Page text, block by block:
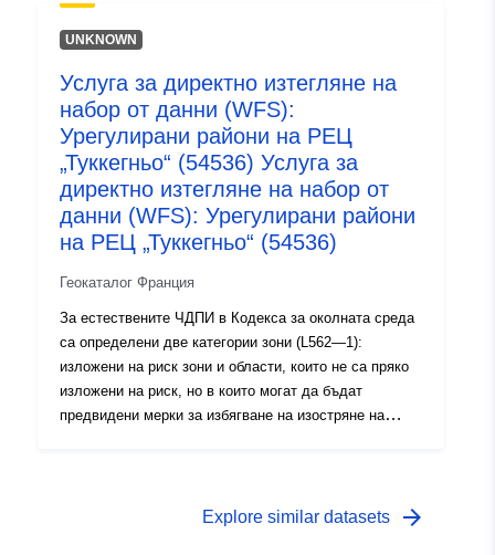
регламентите обикновено се разграничават три вида
зони: 1- „Изграждане на забранени зони„, известни
високо и общото правило е забраната за изграждане;
2- „райони с предписания„, известни като „сини зони“,
където нивото на опасност е средно и проектите
подлежат на изисквания, адаптирани към вида на
проблема; 3 — райони, които не са пряко изложени
на рискове, но където строежи, строителни работи,
разработки или стопанства, земеделски, горски,
занаятчийски, търговски или промишлени биха могли
да утежнят рисковете или да създадат нови такива,
1 от Кодекса за околната среда). Последната
категория се прилага само за естествени RPP.
UNKNOWN
Услуга за директно изтегляне на
набор от данни (WFS):
Урегулирани райони на РЕЦ
„Туккегньо“ (54536) Услуга за
директно изтегляне на набор от
данни (WFS): Урегулирани райони
на РЕЦ „Туккегньо“ (54536)
Геокаталог Франция
За естествените ЧДПИ в Кодекса за околната среда
са определени две категории зони (L562—1):
изложени на риск зони и области, които не са пряко
изложени на риск, но в които могат да бъдат
предвидени мерки за избягване на изостряне на
зони: 1- „Изграждане на забранени зони„, известни
Explore similar datasets arrow_forward